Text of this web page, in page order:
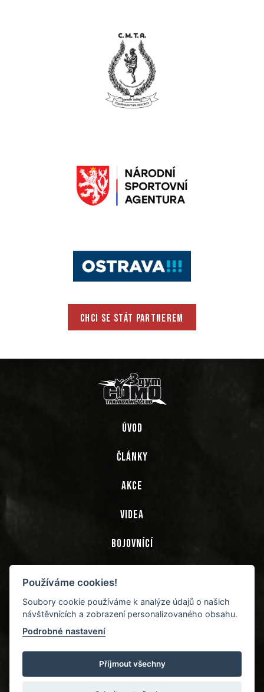
CHCI SE STÁT PARTNEREM
ÚVOD
ČLÁNKY
AKCE
VIDEA
BOJOVNÍCÍ
COMO-3 GYM
Copyright © 2026 Como-3 gym - Sportovní klub bojových sportů
Používáme cookies!
Soubory cookie používáme k analýze údajů o našich
návštěvnících a zobrazení personalizovaného obsahu.
Podrobné nastavení
Příjmout všechny